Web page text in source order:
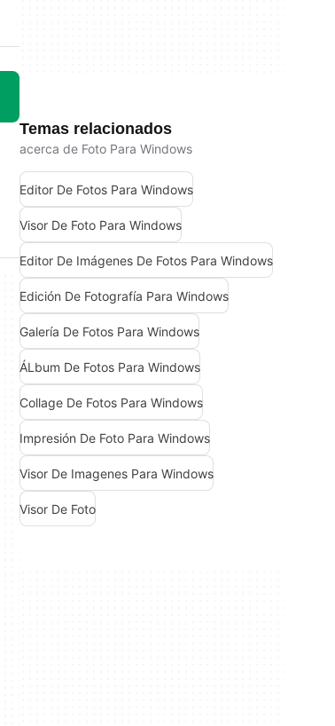
Temas relacionados
acerca de Foto Para Windows
Editor De Fotos Para Windows
Visor De Foto Para Windows
Editor De Imágenes De Fotos Para Windows
Edición De Fotografía Para Windows
Galería De Fotos Para Windows
ÁLbum De Fotos Para Windows
Collage De Fotos Para Windows
Impresión De Foto Para Windows
Visor De Imagenes Para Windows
Visor De Foto